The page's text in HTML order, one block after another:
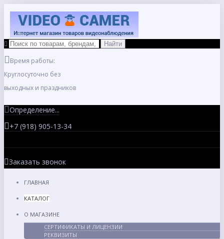
Время работы:
Круглосуточно без
выходных и праздников
Определение...
+7 (918) 905-13-34
Заказать звонок
ГЛАВНАЯ
КАТАЛОГ
О МАГАЗИНЕ
СЕРТИФИКАТЫ И ЛИЦЕНЗИИ
РЕКВИЗИТЫ